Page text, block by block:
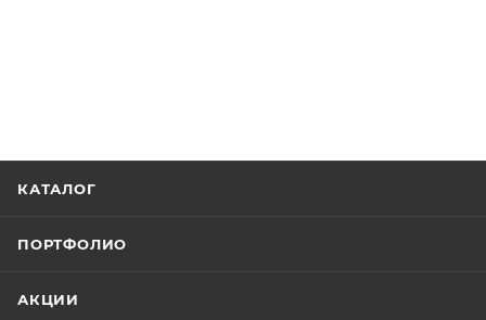
КАТАЛОГ
ПОРТФОЛИО
АКЦИИ